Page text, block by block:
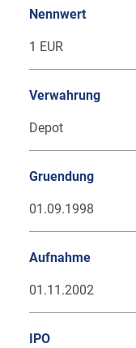
Nennwert
1 EUR
Verwahrung
Depot
Gruendung
01.09.1998
Aufnahme
01.11.2002
IPO